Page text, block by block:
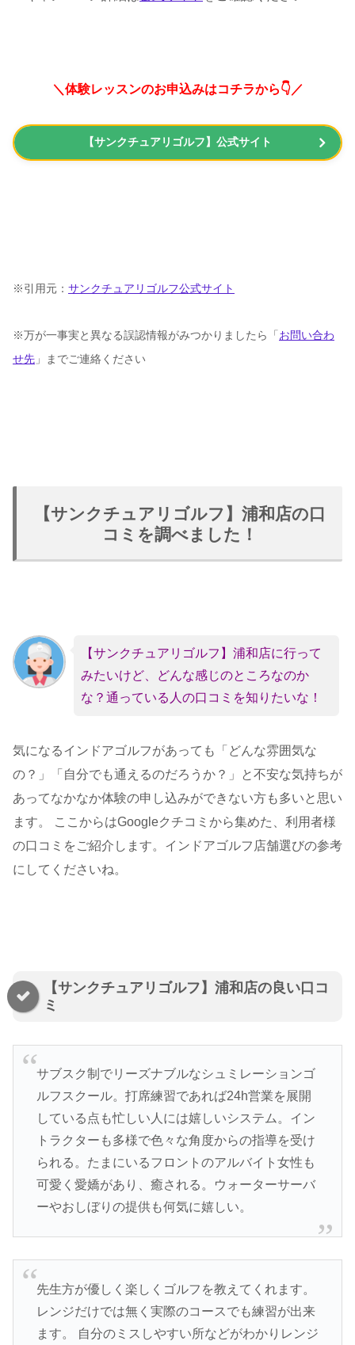
＼体験レッスンのお申込みはコチラから👇／
【サンクチュアリゴルフ】公式サイト
※引用元： サンクチュアリゴルフ公式サイト
※万が一事実と異なる誤認情報がみつかりましたら「 お問い合わ
せ先 」までご連絡ください
【サンクチュアリゴルフ】浦和店の口
コミを調べました！
【サンクチュアリゴルフ】浦和店に行って
みたいけど、どんな感じのところなのか
な？通っている人の口コミを知りたいな！
気になるインドアゴルフがあっても「どんな雰囲気な
の？」「自分でも通えるのだろうか？」と不安な気持ちが
あってなかなか体験の申し込みができない方も多いと思い
ます。 ここからはGoogleクチコミから集めた、利用者様
の口コミをご紹介します。インドアゴルフ店舗選びの参考
にしてくださいね。
【サンクチュアリゴルフ】浦和店の良い口コ
ミ
サブスク制でリーズナブルなシュミレーションゴ
ルフスクール。打席練習であれば24h営業を展開
している点も忙しい人には嬉しいシステム。イン
トラクターも多様で色々な角度からの指導を受け
られる。たまにいるフロントのアルバイト女性も
可愛く愛嬌があり、癒される。ウォーターサーバ
ーやおしぼりの提供も何気に嬉しい。
先生方が優しく楽しくゴルフを教えてくれます。
レンジだけでは無く実際のコースでも練習が出来
ます。 自分のミスしやすい所などがわかりレンジ